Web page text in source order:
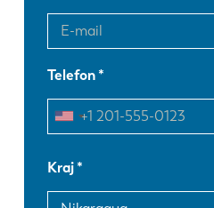
Telefon
Kraj
EN
FR